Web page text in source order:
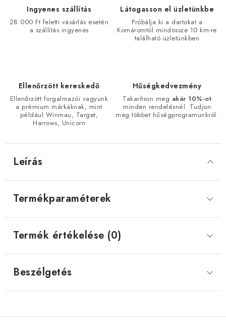
Ingyenes szállítás
28 000 Ft feletti vásárlás esetén
a szállítás ingyenes
Látogasson el üzletünkbe
Próbálja ki a dartokat a
Komáromtól mindössze 10 km-re
található üzletünkben
Ellenőrzött kereskedő
Ellenőrzött forgalmazói vagyunk
a prémium márkáknak, mint
például Winmau, Target,
Harrows, Unicorn
Hűségkedvezmény
Takarítson meg akár 10%-ot
minden rendelésnél. Tudjon
meg többet hűségprogramunkról.
Leírás
Termékparaméterek
Termék értékelése (0)
Beszélgetés